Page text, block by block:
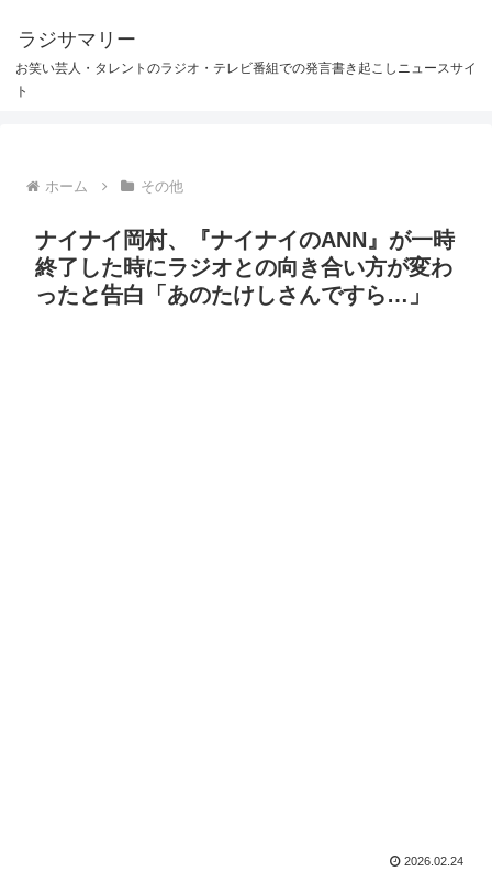
ラジサマリー
お笑い芸人・タレントのラジオ・テレビ番組での発言書き起こしニュースサイ
ト
ホーム その他
ナイナイ岡村、『ナイナイのANN』が一時
終了した時にラジオとの向き合い方が変わ
ったと告白「あのたけしさんですら…」
2026.02.24